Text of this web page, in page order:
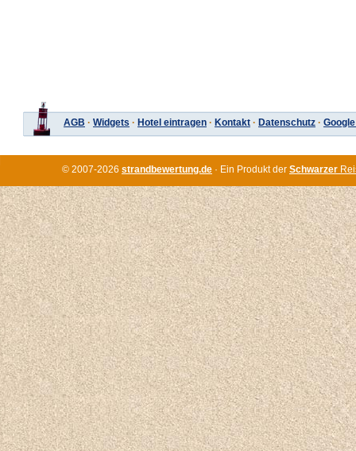
AGB · Widgets · Hotel eintragen · Kontakt · Datenschutz ·
© 2007-2026 strandbewertung.de · Ein Produkt der Schwarzer